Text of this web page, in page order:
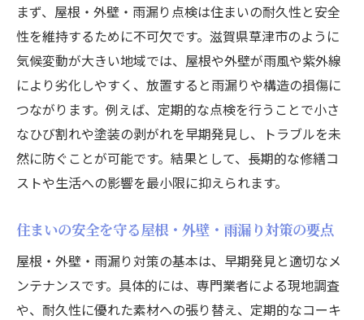
草津市で安心できる雨漏り対策の基本
屋根・外壁・雨漏りに強い住まい作りの基
本を解説
気候に適した屋根・外壁・雨漏り対策のポ
イント
屋根・外壁・雨漏りへの早期対応が安心の
秘訣
とは
屋根・外壁・雨漏りの専門業者選びの注意
点
屋根・外壁・雨漏り点検の頻度と見直し時
まず、屋根・外壁・雨漏り点検は住まいの耐久性と安全
性を維持するために不可欠です。滋賀県草津市のように
気候変動が大きい地域では、屋根や外壁が雨風や紫外線
により劣化しやすく、放置すると雨漏りや構造の損傷に
つながります。例えば、定期的な点検を行うことで小さ
なひび割れや塗装の剥がれを早期発見し、トラブルを未
然に防ぐことが可能です。結果として、長期的な修繕コ
ストや生活への影響を最小限に抑えられます。
住まいの安全を守る屋根・外壁・雨漏り対策の要点
屋根・外壁・雨漏り対策の基本は、早期発見と適切なメ
ンテナンスです。具体的には、専門業者による現地調査
や、耐久性に優れた素材への張り替え、定期的なコーキ